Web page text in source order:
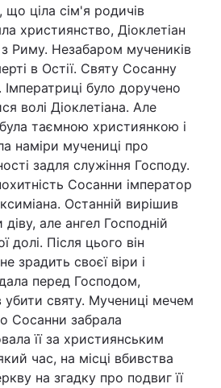
Туризм
Погода
Регіони
Статті
Думки
Вакансії
ціла сім'я родичів
християнство, Діоклетіан
з Риму. Незабаром мучеників
в Остії. Святу Сосанну
було доручено
волі Діоклетіана. Але
таємною християнкою і
наміри мучениці про
задля служіння Господу.
Сосанни імператор
Останній вирішив
але ангел Господній
долі. Після цього він
зрадить своєї віри і
перед Господом,
убити святу. Мучениці мечем
Сосанни забрала
її за християнським
час, на місці вбивства
на згадку про подвиг її